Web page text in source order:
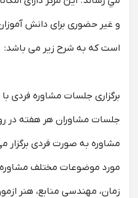
و غیر حضوری برای دانش
است که به شرح زیر می باشد:
برگزاری جلسات مشاوره فردی
جلسات مشاوران هر هفته در
مشاوره به صورت فردی
مورد موضوعات مختلف
زمان، مهندسی منابع، هنر